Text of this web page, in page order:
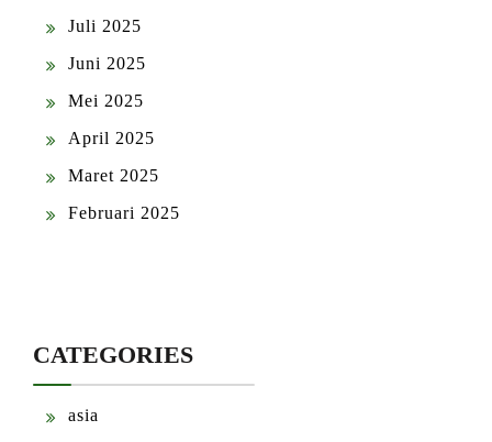
Juli 2025
Juni 2025
Mei 2025
April 2025
Maret 2025
Februari 2025
CATEGORIES
asia